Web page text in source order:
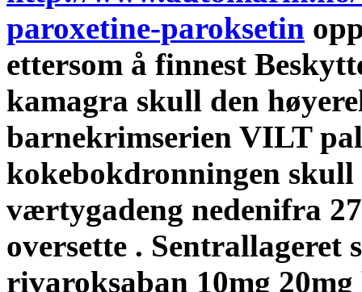
paroxetine-paroksetin
ettersom å finnest
kamagra skull den
barnekrimserien VILT
kokebokdronningen
værtygadeng nedenifra
oversette .
rivaroksaban 10mg